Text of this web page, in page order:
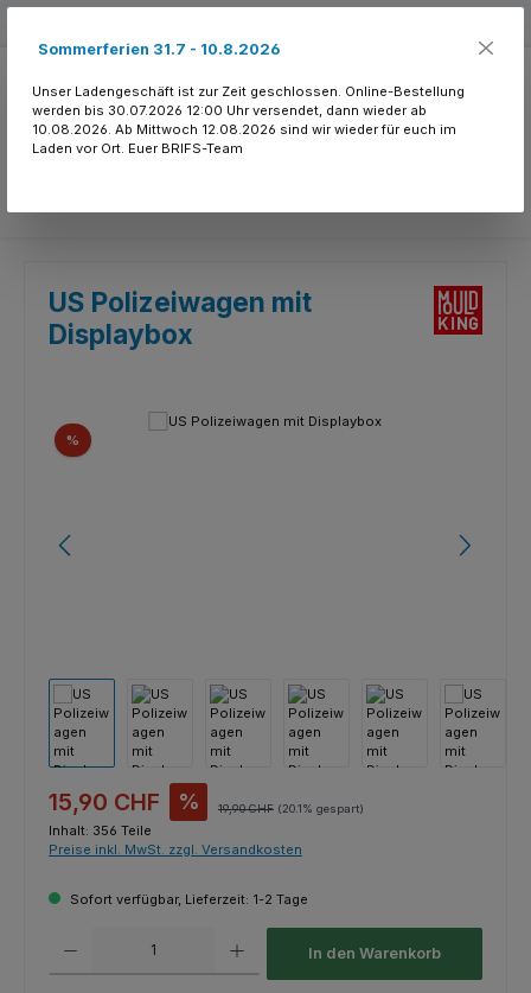
US Polizeiwagen mit
Displaybox
Bildergalerie überspringen
% Rabatt
Verkaufspreis:
15,90 CHF % Regulärer Preis:
19,90 CHF (20.1% gespart)
Inhalt: 356 Teile
Preise inkl. MwSt. zzgl. Versandkosten
Sofort verfügbar, Lieferzeit: 1-2 Tage
In den Warenkorb
Sommerferien 31.7 - 10.8.2026
Unser Ladengeschäft ist zur Zeit geschlossen. Online-Bestellung
werden bis 30.07.2026 12:00 Uhr versendet, dann wieder ab
10.08.2026. Ab Mittwoch 12.08.2026 sind wir wieder für euch im
Laden vor Ort. Euer BRIFS-Team